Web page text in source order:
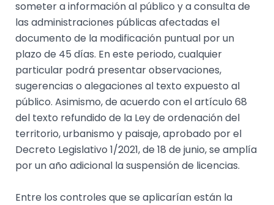
someter a información al público y a consulta de
las administraciones públicas afectadas el
documento de la modificación puntual por un
plazo de 45 días. En este periodo, cualquier
particular podrá presentar observaciones,
sugerencias o alegaciones al texto expuesto al
público. Asimismo, de acuerdo con el artículo 68
del texto refundido de la Ley de ordenación del
territorio, urbanismo y paisaje, aprobado por el
Decreto Legislativo 1/2021, de 18 de junio, se amplía
por un año adicional la suspensión de licencias.
Entre los controles que se aplicarían están la